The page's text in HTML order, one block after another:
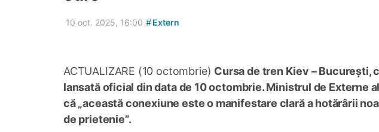
10 oct. 2025, 16:00 #Extern
ACTUALIZARE (10 octombrie) Cursa de tren Kiev – București,
lansată oficial din data de 10 octombrie. Ministrul de Externe
că „această conexiune este o manifestare clară a hotărârii
de prietenie”.